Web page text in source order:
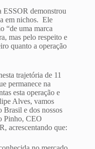
ESSOR demonstrou
em nichos. Ele
“de uma marca
mas pelo respeito e
quanto a operação
trajetória de 11
permanece na
esta operação e
Alves, vamos
Brasil e dos nossos
Pinho, CEO
acrescentando que: